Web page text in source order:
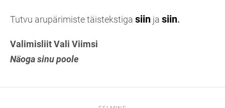
Tutvu arupärimiste täistekstiga siin ja siin.
Valimisliit Vali Viimsi
Näoga sinu poole